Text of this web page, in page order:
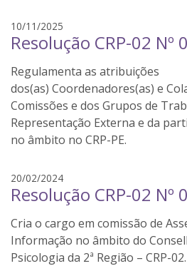
o
a
j
a
n
a
10/11/2025
u
s
b
a
r
b
a
Resolução CRP-02 Nº
Regulamenta as atribuições
dos(as) Coordenadores(as) e
Comissões e dos Grupos de
Representação Externa e da
no âmbito no CRP-PE.
20/02/2024l
u
s
b
a
Resolução CRP-02 Nº
Cria o cargo em comissão de
Informação no âmbito do
Psicologia da 2ª Região – CRP-02.